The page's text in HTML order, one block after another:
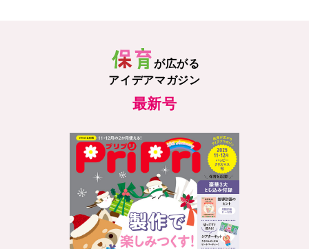
が広がる
アイデアマガジン
最新号